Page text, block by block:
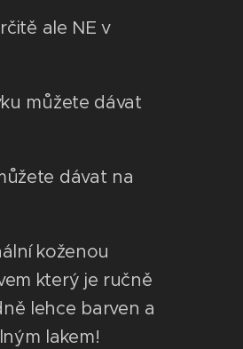
ale NE v
můžete dávat
dávat na
koženou
který je ručně
lehce barven a
lakem!